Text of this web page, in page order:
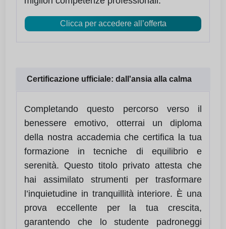
Clicca per accedere all’offerta
Certificazione ufficiale: dall'ansia alla calma
Completando questo percorso verso il
benessere emotivo, otterrai un diploma
della nostra accademia che certifica la tua
formazione in tecniche di equilibrio e
serenità. Questo titolo privato attesta che
hai assimilato strumenti per trasformare
l’inquietudine in tranquillità interiore. È una
prova eccellente per la tua crescita,
garantendo che lo studente padroneggi